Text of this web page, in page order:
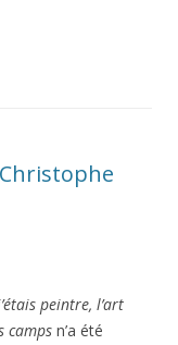
peintre, l’art
camps n’a été